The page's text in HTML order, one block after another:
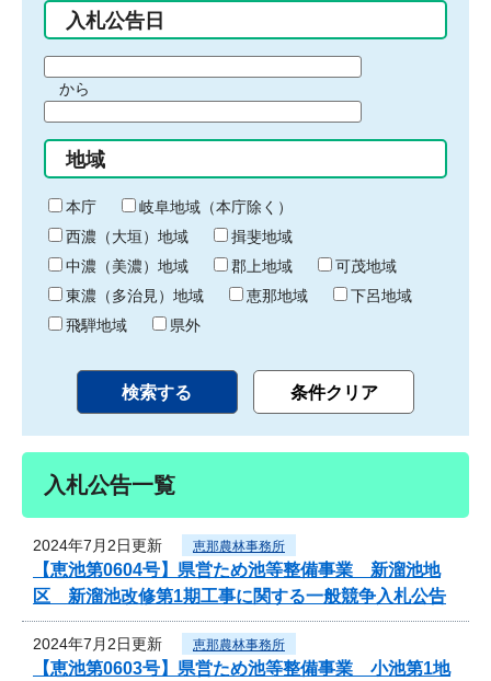
入札公告日
間
始
り
から
間
終
わ
り
地域
本庁
岐阜地域（本庁除く）
西濃（大垣）地域
揖斐地域
中濃（美濃）地域
郡上地域
可茂地域
東濃（多治見）地域
恵那地域
下呂地域
飛騨地域
県外
入札公告一覧
2024年7月2日更新 恵那農林事務所
【恵池第0604号】県営ため池等整備事業 新溜池地
区 新溜池改修第1期工事に関する一般競争入札公告
2024年7月2日更新 恵那農林事務所
【恵池第0603号】県営ため池等整備事業 小池第1地